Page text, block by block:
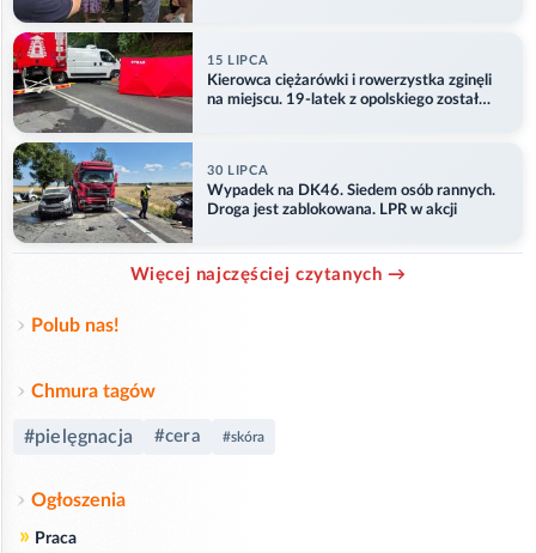
15 LIPCA
Kierowca ciężarówki i rowerzystka zginęli
na miejscu. 19-latek z opolskiego został
30 LIPCA
Wypadek na DK46. Siedem osób rannych.
Droga jest zablokowana. LPR w akcji
Więcej najczęściej czytanych →
Polub nas!
Chmura tagów
#pielęgnacja #cera #skóra
Ogłoszenia
» Praca